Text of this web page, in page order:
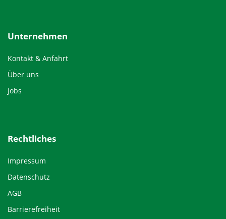
Unternehmen
Kontakt & Anfahrt
Über uns
Jobs
Rechtliches
Impressum
Datenschutz
AGB
Barrierefreiheit